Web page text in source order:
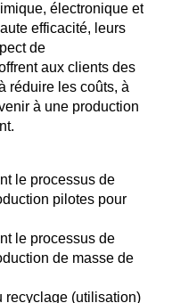
électronique et
efficacité, leurs
de
aux clients des
réduire les coûts, à
à une production
le processus de
pilotes pour
le processus de
de masse de
recyclage (utilisation)